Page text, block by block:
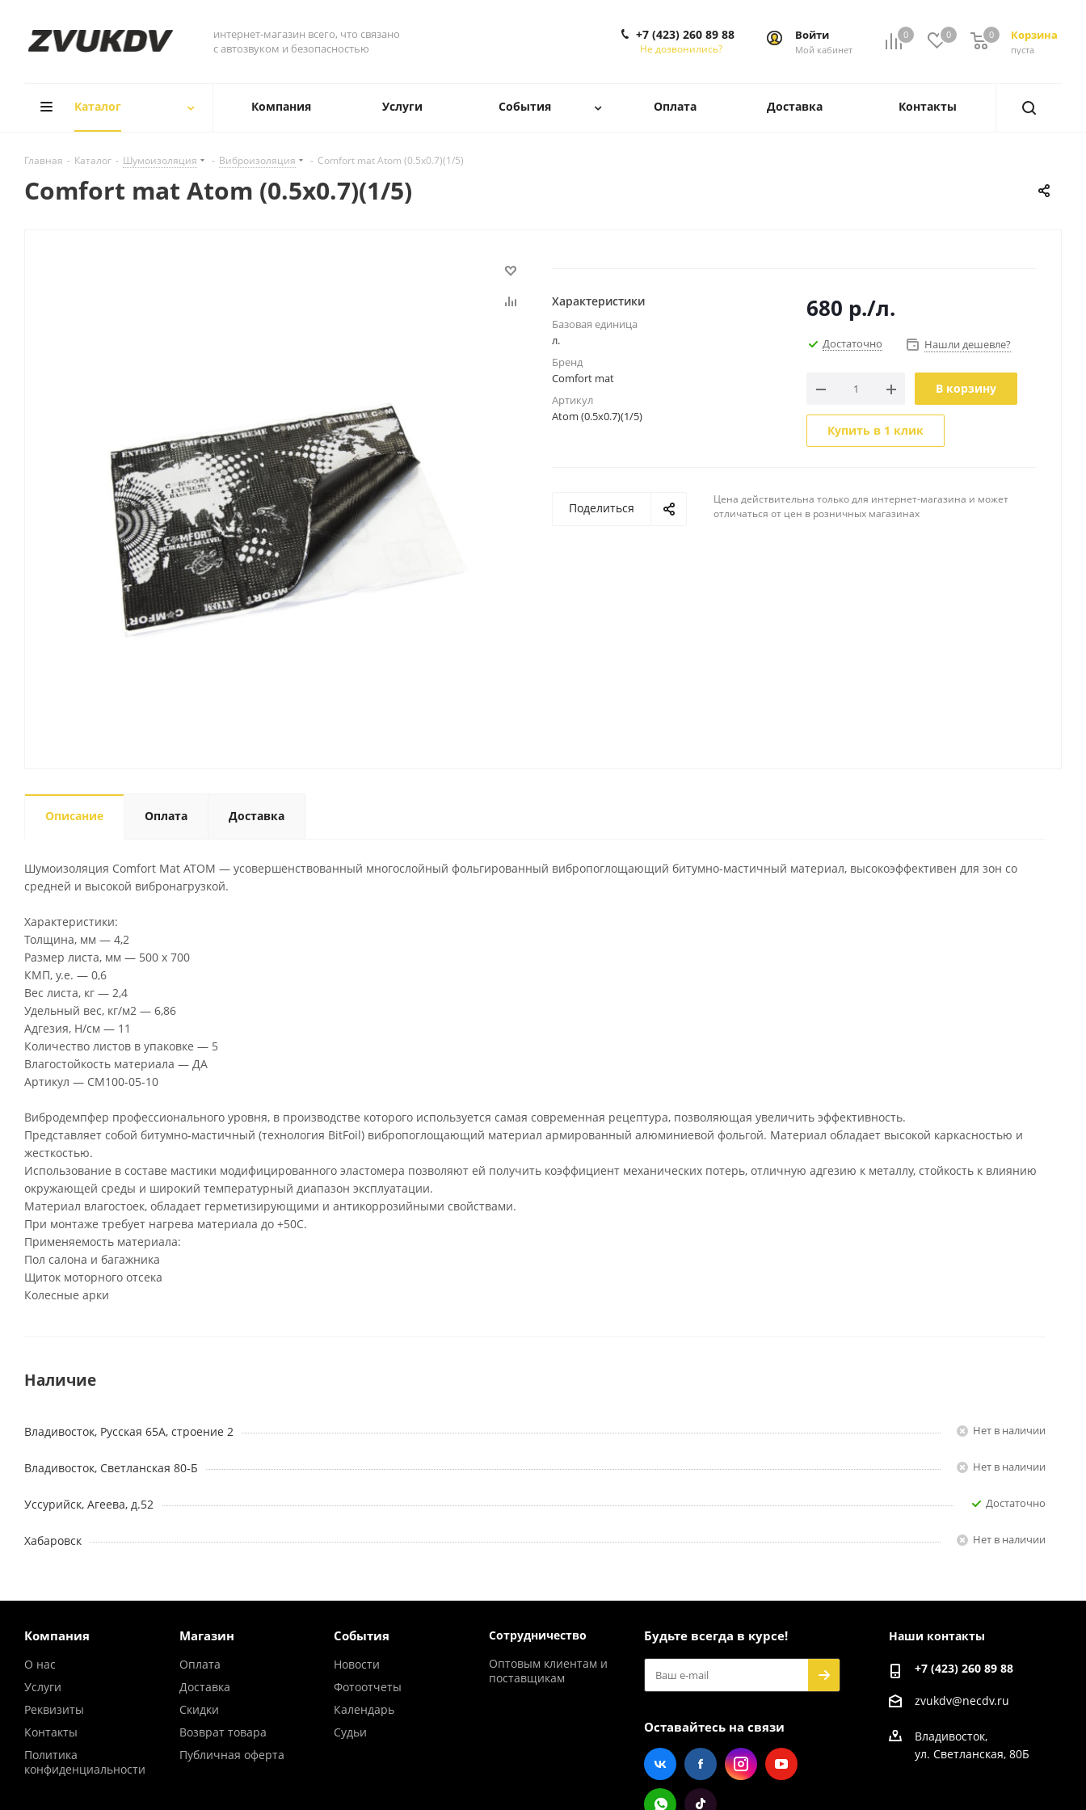
интернет-магазин всего, что связано
с автозвуком и безопасностью
0 0 Корзина
0
пуста
0
Войти
Мой кабинет
+7 (423) 260 89 88
Не дозвонились?
Каталог Компания Услуги События Оплата Доставка Контакты
Главная - Каталог - Шумоизоляция - Виброизоляция - Comfort mat Atom (0.5x0.7)(1/5)
Comfort mat Atom (0.5x0.7)(1/5)
Характеристики
Базовая единица
л.
Бренд
Comfort mat
Артикул
Atom (0.5x0.7)(1/5)
680 р./л.
Достаточно Нашли дешевле?
В корзину
Купить в 1 клик
Поделиться
Цена действительна только для интернет-магазина и может
отличаться от цен в розничных магазинах
Описание Оплата Доставка
Шумоизоляция Comfort Mat ATOM — усовершенствованный многослойный фольгированный вибропоглощающий битумно-мастичный материал, высокоэффективен для зон со
средней и высокой вибронагрузкой.
Характеристики:
Толщина, мм — 4,2
Размер листа, мм — 500 х 700
КМП, у.е. — 0,6
Вес листа, кг — 2,4
Удельный вес, кг/м2 — 6,86
Адгезия, Н/см — 11
Количество листов в упаковке — 5
Влагостойкость материала — ДА
Артикул — CM100-05-10
Вибродемпфер профессионального уровня, в производстве которого используется самая современная рецептура, позволяющая увеличить эффективность.
Представляет собой битумно-мастичный (технология BitFoil) вибропоглощающий материал армированный алюминиевой фольгой. Материал обладает высокой каркасностью и
жесткостью.
Использование в составе мастики модифицированного эластомера позволяют ей получить коэффициент механических потерь, отличную адгезию к металлу, стойкость к влиянию
окружающей среды и широкий температурный диапазон эксплуатации.
Материал влагостоек, обладает герметизирующими и антикоррозийными свойствами.
При монтаже требует нагрева материала до +50С.
Применяемость материала:
Пол салона и багажника
Щиток моторного отсека
Колесные арки
Наличие
Владивосток, Русская 65А, строение 2 Нет в наличии
Владивосток, Светланская 80-Б Нет в наличии
Уссурийск, Агеева, д.52 Достаточно
Хабаровск Нет в наличии
Компания
О нас
Услуги
Реквизиты
Контакты
Политика
конфиденциальности
Магазин
Оплата
Доставка
Скидки
Возврат товара
Публичная оферта
События
Новости
Фотоотчеты
Календарь
Судьи
Сотрудничество
Оптовым клиентам и
поставщикам
Будьте всегда в курсе!
Оставайтесь на связи
Наши контакты
+7 (423) 260 89 88
zvukdv@necdv.ru
Владивосток,
ул. Светланская, 80Б